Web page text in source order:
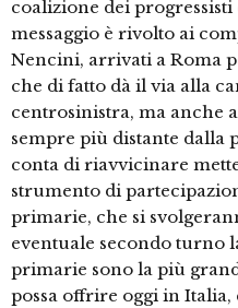
coalizione dei
messaggio è rivolto ai
Nencini, arrivati a Roma
che di fatto dà il via alla
centrosinistra, ma anche
sempre più distante dalla
conta di riavvicinare
strumento di
primarie, che si
eventuale secondo turno
primarie sono la più
possa offrire oggi in Italia,